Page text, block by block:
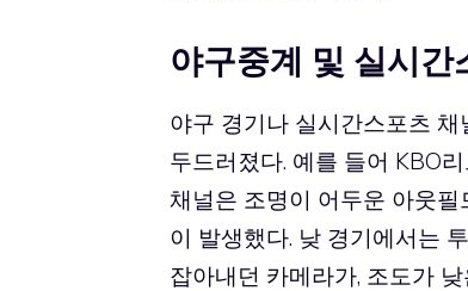
야구중계 및 실시
야구 경기나 실시간스포츠
두드러졌다. 예를 들어 KBO
채널은 조명이 어두운 아웃
이 발생했다. 낮 경기에서는
잡아내던 카메라가, 조도가